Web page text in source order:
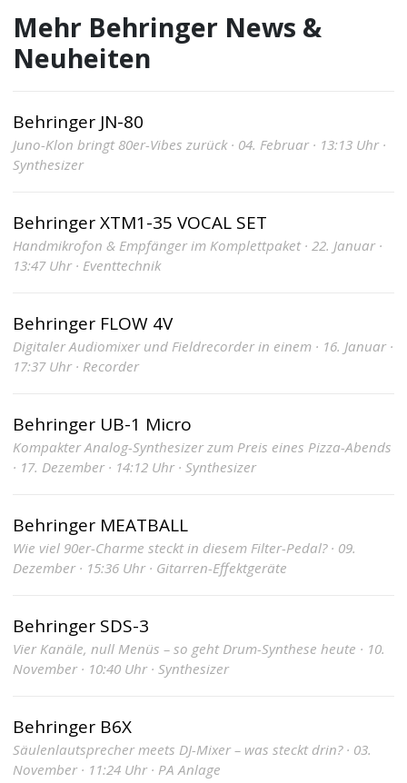
Mehr Behringer News &
Neuheiten
Behringer JN-80
Juno-Klon bringt 80er-Vibes zurück · 04. Februar · 13:13 Uhr ·
Synthesizer
Behringer XTM1-35 VOCAL SET
Handmikrofon & Empfänger im Komplettpaket · 22. Januar ·
13:47 Uhr · Eventtechnik
Behringer FLOW 4V
Digitaler Audiomixer und Fieldrecorder in einem · 16. Januar ·
17:37 Uhr · Recorder
Behringer UB-1 Micro
Kompakter Analog-Synthesizer zum Preis eines Pizza-Abends
· 17. Dezember · 14:12 Uhr · Synthesizer
Behringer MEATBALL
Wie viel 90er-Charme steckt in diesem Filter-Pedal? · 09.
Dezember · 15:36 Uhr · Gitarren-Effektgeräte
Behringer SDS-3
Vier Kanäle, null Menüs – so geht Drum-Synthese heute · 10.
November · 10:40 Uhr · Synthesizer
Behringer B6X
Säulenlautsprecher meets DJ-Mixer – was steckt drin? · 03.
November · 11:24 Uhr · PA Anlage